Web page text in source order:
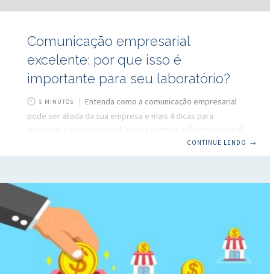
Comunicação empresarial
excelente: por que isso é
importante para seu laboratório?
5 MINUTOS
Entenda como a comunicação empresarial
pode ser aliada da sua empresa e mais 4 dicas para
alavancar o seu negócio O uso da comunicação empresarial
no setor da saúde é um elemento útil não só para a gestão
Comunicação nas Organizações de Saúde: oportunidades e
desafios”, um projeto de comunicação empresarial
eficiente tem um papel estratégico para uma companhia de
saúde e
CONTINUE LENDO →